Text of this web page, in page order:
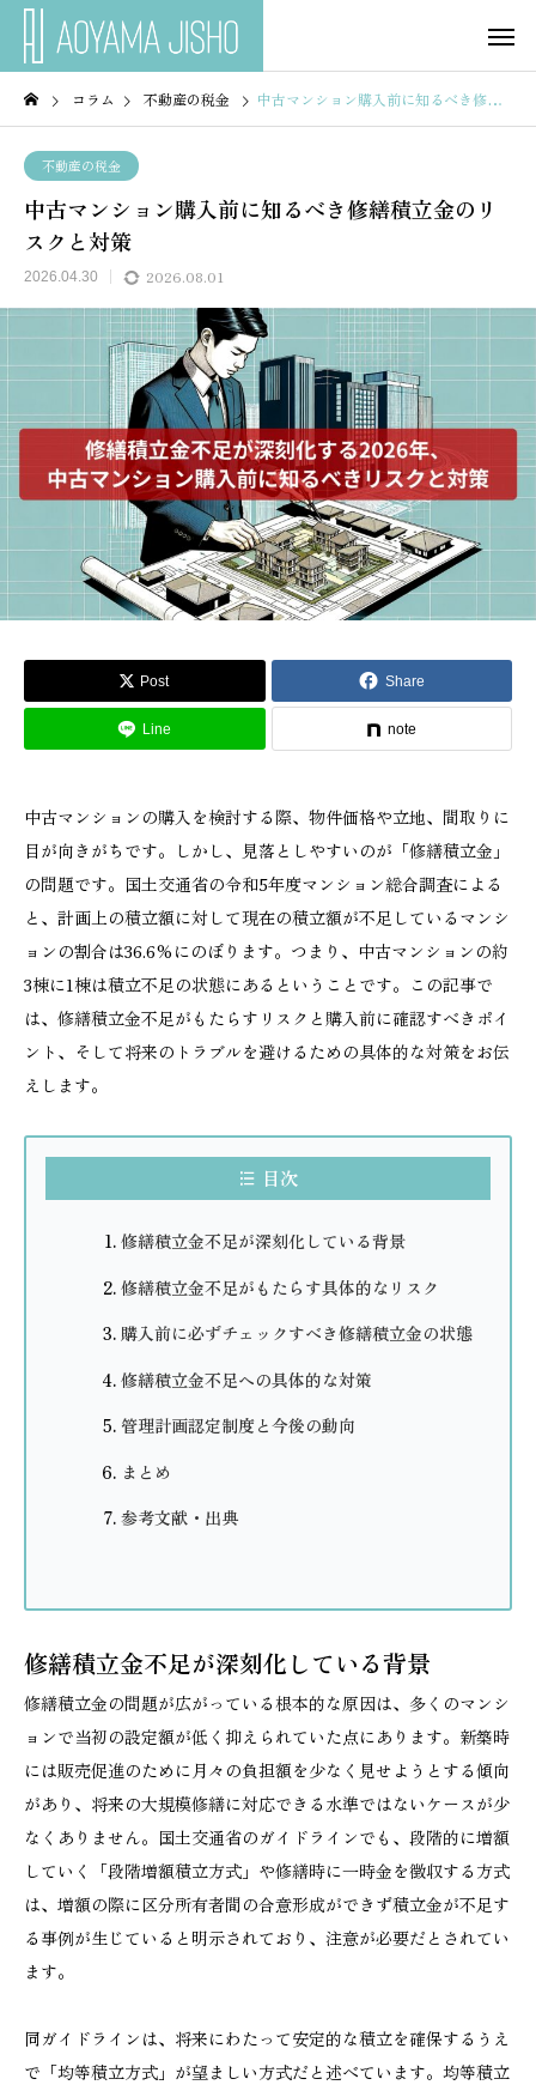
コラム 不動産の税金 中古マンション購入前に知るべき修繕積立金のリスクと対策
不動産の税金
中古マンション購入前に知るべき修繕積立金のリ
スクと対策
2026.04.30 2026.08.01
Post Share
Line note
中古マンションの購入を検討する際、物件価格や立地、間取りに
目が向きがちです。しかし、見落としやすいのが「修繕積立金」
の問題です。国土交通省の令和5年度マンション総合調査による
と、計画上の積立額に対して現在の積立額が不足しているマンシ
ョンの割合は36.6%にのぼります。つまり、中古マンションの約
3棟に1棟は積立不足の状態にあるということです。この記事で
は、修繕積立金不足がもたらすリスクと購入前に確認すべきポイ
ント、そして将来のトラブルを避けるための具体的な対策をお伝
えします。
目次
修繕積立金不足が深刻化している背景
修繕積立金不足がもたらす具体的なリスク
購入前に必ずチェックすべき修繕積立金の状態
修繕積立金不足への具体的な対策
管理計画認定制度と今後の動向
まとめ
参考文献・出典
修繕積立金不足が深刻化している背景
修繕積立金の問題が広がっている根本的な原因は、多くのマンシ
ョンで当初の設定額が低く抑えられていた点にあります。新築時
には販売促進のために月々の負担額を少なく見せようとする傾向
があり、将来の大規模修繕に対応できる水準ではないケースが少
なくありません。国土交通省のガイドラインでも、段階的に増額
していく「段階増額積立方式」や修繕時に一時金を徴収する方式
は、増額の際に区分所有者間の合意形成ができず積立金が不足す
る事例が生じていると明示されており、注意が必要だとされてい
ます。
同ガイドラインは、将来にわたって安定的な積立を確保するうえ
で「均等積立方式」が望ましい方式だと述べています。均等積立